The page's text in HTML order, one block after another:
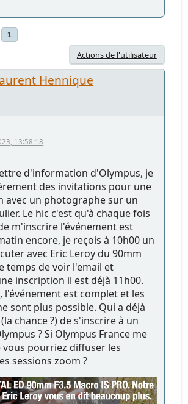
1
Actions de l'utilisateur
Hennique
13:58:18
d'information d'Olympus, je
des invitations pour une
avec un photographe sur un
Le hic c'est qu'à chaque fois
m'inscrire l'événement est
encore, je reçois à 10h00 un
avec Eric Leroy du 90mm
temps de voir l'email et
inscription il est déjà 11h00.
l'événement est complet et les
sont plus possible. Qui a déjà
chance ?) de s'inscrire à un
? Si Olympus France me
vous pourriez diffuser les
sessions zoom ?